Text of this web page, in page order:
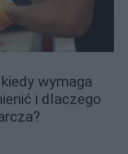
wymaga
i dlaczego